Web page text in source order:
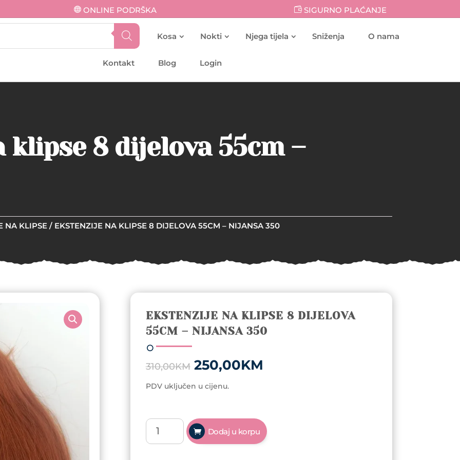
ONLINE PODRŠKA SIGURNO PLAĆANJE
Kosa Nokti Njega tijela Sniženja O nama
Kontakt Blog Login
klipse 8 dijelova 55cm –
NA KLIPSE / EKSTENZIJE NA KLIPSE 8 DIJELOVA 55CM – NIJANSA 350
EKSTENZIJE NA KLIPSE 8 DIJELOVA
55CM – NIJANSA 350
310,00KM Original
price
was:
250,00KM
PDV uključen u cijenu.
Ekstenzije
klipse
Dodaj u korpu